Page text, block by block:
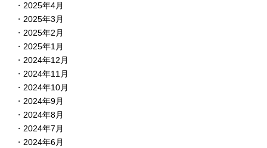
2025年4月
2025年3月
2025年2月
2025年1月
2024年12月
2024年11月
2024年10月
2024年9月
2024年8月
2024年7月
2024年6月